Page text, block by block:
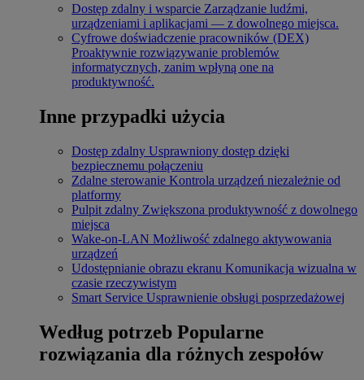
Dostęp zdalny i wsparcie Zarządzanie ludźmi,
urządzeniami i aplikacjami — z dowolnego miejsca.
Cyfrowe doświadczenie pracowników (DEX)
Proaktywnie rozwiązywanie problemów
informatycznych, zanim wpłyną one na
produktywność.
Inne przypadki użycia
Dostęp zdalny Usprawniony dostęp dzięki
bezpiecznemu połączeniu
Zdalne sterowanie Kontrola urządzeń niezależnie od
platformy
Pulpit zdalny Zwiększona produktywność z dowolnego
miejsca
Wake-on-LAN Możliwość zdalnego aktywowania
urządzeń
Udostępnianie obrazu ekranu Komunikacja wizualna w
czasie rzeczywistym
Smart Service Usprawnienie obsługi posprzedażowej
Według potrzeb Popularne
rozwiązania dla różnych zespołów